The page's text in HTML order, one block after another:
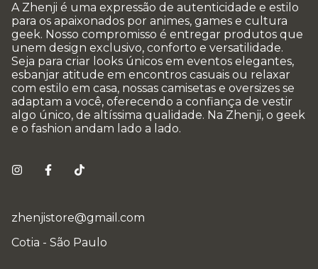
A Zhenji é uma expressão de autenticidade e estilo
para os apaixonados por animes, games e cultura
geek. Nosso compromisso é entregar produtos que
unem design exclusivo, conforto e versatilidade.
Seja para criar looks únicos em eventos elegantes,
esbanjar atitude em encontros casuais ou relaxar
com estilo em casa, nossas camisetas e oversizes se
adaptam a você, oferecendo a confiança de vestir
algo único, de altíssima qualidade. Na Zhenji, o geek
e o fashion andam lado a lado.
zhenjistore@gmail.com
Cotia - São Paulo